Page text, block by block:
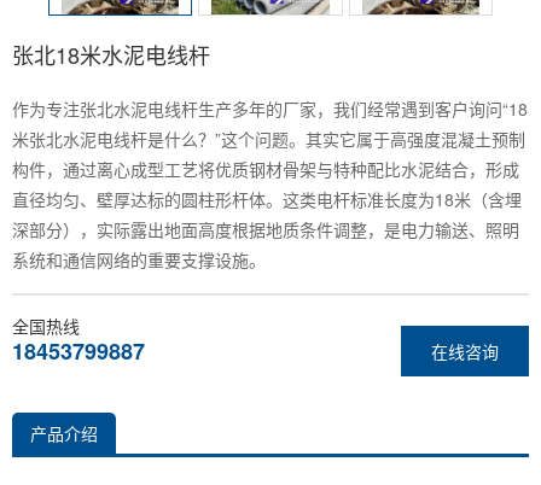
张北18米水泥电线杆
作为专注张北水泥电线杆生产多年的厂家，我们经常遇到客户询问“18
米张北水泥电线杆是什么？”这个问题。其实它属于高强度混凝土预制
构件，通过离心成型工艺将优质钢材骨架与特种配比水泥结合，形成
直径均匀、壁厚达标的圆柱形杆体。这类电杆标准长度为18米（含埋
深部分），实际露出地面高度根据地质条件调整，是电力输送、照明
系统和通信网络的重要支撑设施。
在线咨询
全国热线
18453799887
产品介绍